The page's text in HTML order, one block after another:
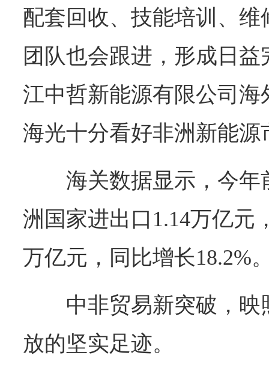
配套回收、技能培训、
团队也会跟进，形成日
江中哲新能源有限公司
海光十分看好非洲新能
海关数据显示，今年
洲国家进出口1.14万亿元
万亿元，同比增长18.2%
中非贸易新突破，
放的坚实足迹。